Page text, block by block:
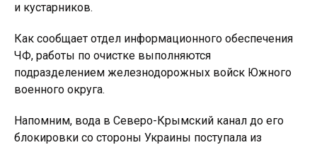
и кустарников.
Как сообщает отдел информационного обеспечения
ЧФ, работы по очистке выполняются
подразделением железнодорожных войск Южного
военного округа.
Напомним, вода в Северо-Крымский канал до его
блокировки со стороны Украины поступала из